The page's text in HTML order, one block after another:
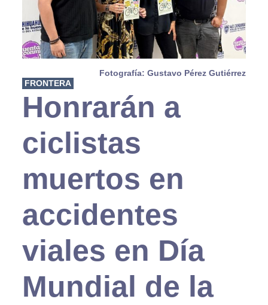
Fotografía: Gustavo Pérez Gutiérrez
FRONTERA
Honrarán a
ciclistas
muertos en
accidentes
viales en Día
Mundial de la